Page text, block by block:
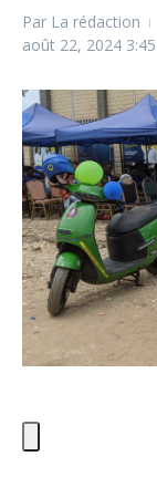
Par La rédaction
août 22, 2024